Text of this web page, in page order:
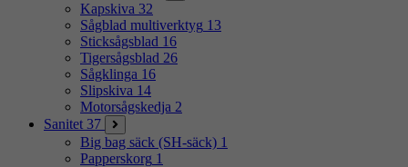
Kapskiva 32
Sågblad multiverktyg 13
Sticksågsblad 16
Tigersågsblad 26
Sågklinga 16
Slipskiva 14
Motorsågskedja 2
Sanitet 37
Big bag säck (SH-säck) 1
Papperskorg 1